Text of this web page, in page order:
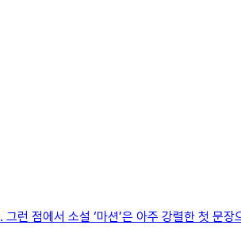
런 점에서 소설 ‘마션’은 아주 강렬한 첫 문